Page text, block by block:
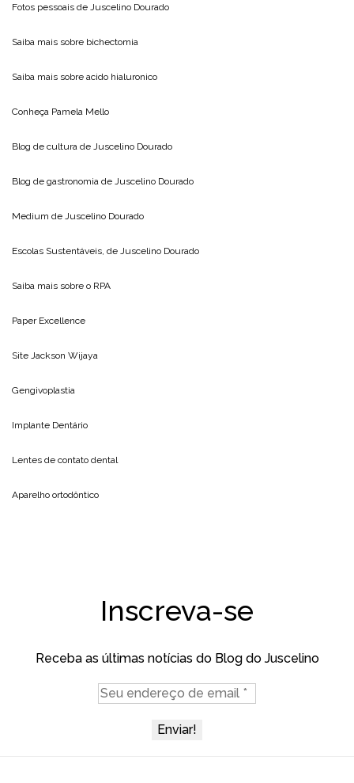
Fotos pessoais de Juscelino Dourado
Saiba mais sobre bichectomia
Saiba mais sobre acido hialuronico
Conheça Pamela Mello
Blog de cultura de Juscelino Dourado
Blog de gastronomia de Juscelino Dourado
Medium de Juscelino Dourado
Escolas Sustentáveis, de Juscelino Dourado
Saiba mais sobre o RPA
Paper Excellence
Site Jackson Wijaya
Gengivoplastia
Implante Dentário
Lentes de contato dental
Aparelho ortodôntico
Inscreva-se
Receba as últimas notícias do Blog do Juscelino